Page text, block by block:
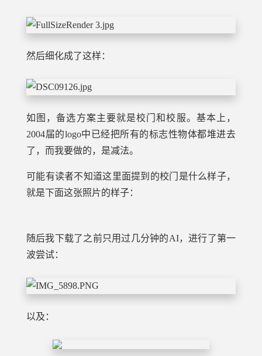
然后细化成了这样：
如图，备选方案主要就是校门和校服。基本上，
2004届的logo中已经把所有的标志性物体都堆进去
了，而我要做的，是减法。
可能有读者不知道这里面提到的校门是什么样子，
就是下面这张照片的样子：
随后我下载了之前只用过几分钟的AI，进行了第一
波尝试：
以及：